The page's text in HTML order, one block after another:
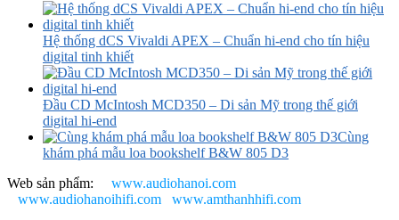
Hệ thống dCS Vivaldi APEX – Chuẩn hi-end cho tín hiệu
digital tinh khiết
Đầu CD McIntosh MCD350 – Di sản Mỹ trong thế giới
digital hi-end
Cùng
khám phá mẫu loa bookshelf B&W 805 D3
Web sản phẩm: www.audiohanoi.com
www.audiohanoihifi.com
www.amthanhhifi.com